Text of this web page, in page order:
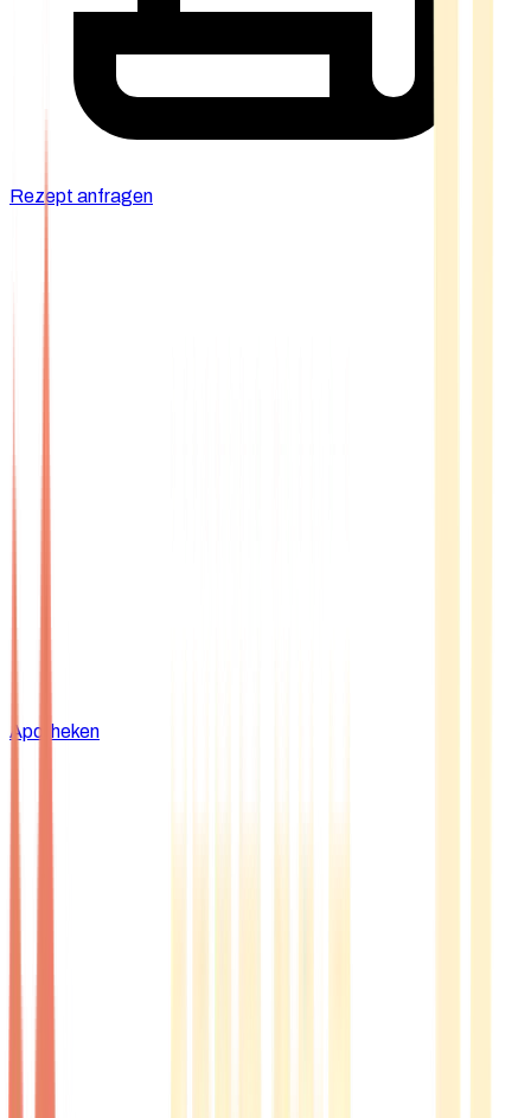
Rezept anfragen
Apotheken